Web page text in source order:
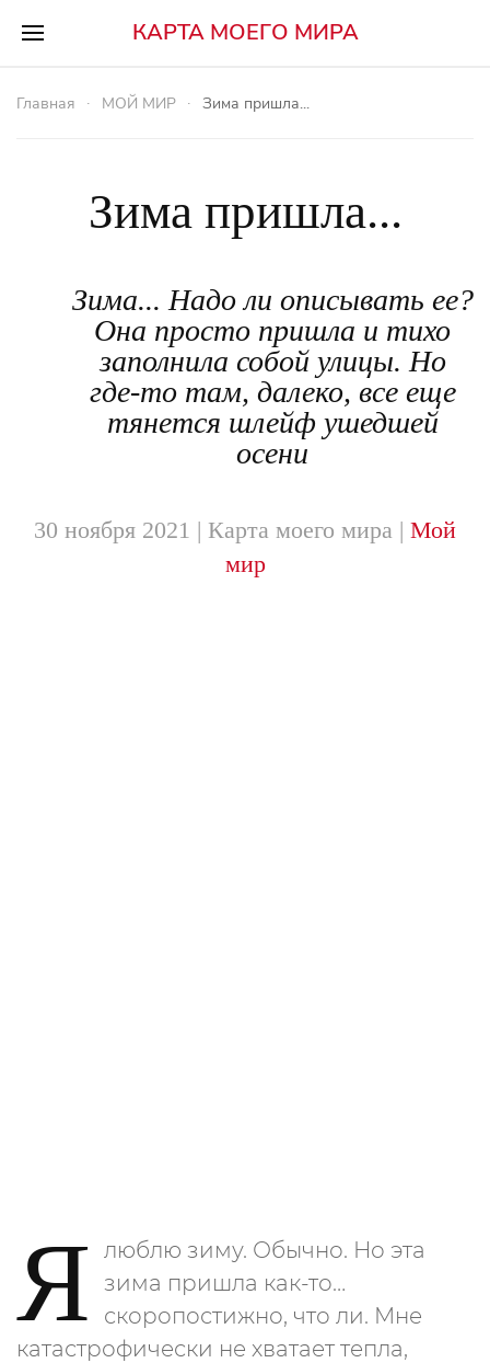
КАРТА МОЕГО МИРА
Главная МОЙ МИР Зима пришла...
Зима пришла...
Зима... Надо ли описывать ее?
Она просто пришла и тихо
заполнила собой улицы. Но
где-то там, далеко, все еще
тянется шлейф ушедшей
осени
30 ноября 2021 | Карта моего мира | Мой
мир
Я
люблю зиму. Обычно. Но эта
зима пришла как-то…
скоропостижно, что ли. Мне
катастрофически не хватает тепла,